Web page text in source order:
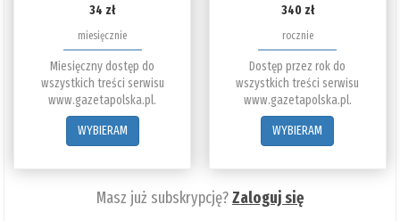
34 zł
miesięcznie
Miesięczny dostęp do
wszystkich treści serwisu
www.gazetapolska.pl.
WYBIERAM
340 zł
rocznie
Dostęp przez rok do
wszystkich treści serwisu
www.gazetapolska.pl.
WYBIERAM
Masz już subskrypcję?Zaloguj się